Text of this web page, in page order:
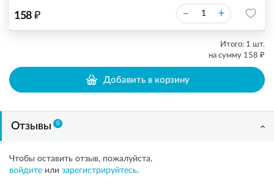
158 ₽ – +
Итого: 1 шт.
на сумму 158 ₽
Добавить в корзину
Отзывы 0
Чтобы оставить отзыв, пожалуйста,
войдите или зарегистрируйтесь.